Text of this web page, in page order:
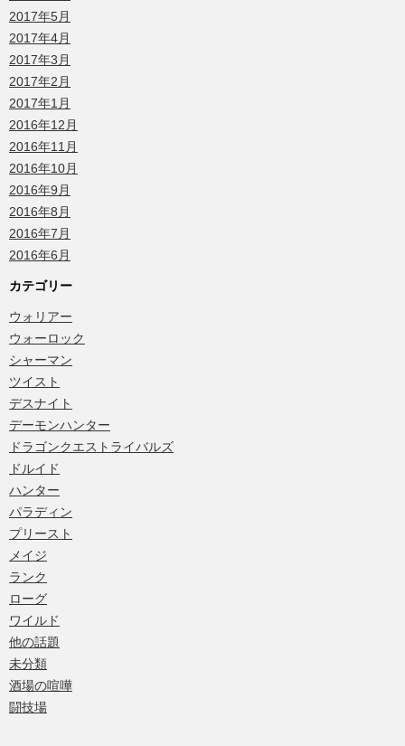
2017年5月
2017年4月
2017年3月
2017年2月
2017年1月
2016年12月
2016年11月
2016年10月
2016年9月
2016年8月
2016年7月
2016年6月
カテゴリー
ウォリアー
ウォーロック
シャーマン
ツイスト
デスナイト
デーモンハンター
ドラゴンクエストライバルズ
ドルイド
ハンター
パラディン
プリースト
メイジ
ランク
ローグ
ワイルド
他の話題
未分類
酒場の喧嘩
闘技場